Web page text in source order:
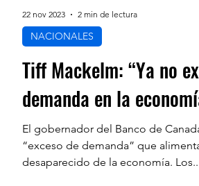
Tiff Mackelm: “Ya no
demanda en la
El gobernador del Banco de
“exceso de demanda” que
desaparecido de la economía.
NACIONALES
22 nov 2023 2 min de lectura